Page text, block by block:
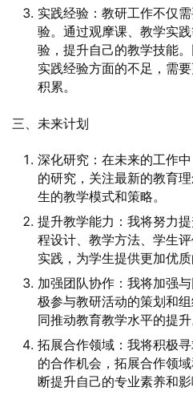
实践经验：教研工作不仅
验。通过观摩课、教学实
验，提升自己的教学技能
实践经验方面的不足，需
积累。
三、未来计划
深化研究：在未来的工作
的研究，关注最新的教育
生的教学模式和策略。
提升教学能力：我将努力
程设计、教学方法、学生
实践，为学生提供更加优质
加强团队协作：我将加强
极参与教研活动的策划和
同推动教育教学水平的提升
拓展合作领域：我将积极
的合作机会，拓展合作领
断提升自己的专业素养和影